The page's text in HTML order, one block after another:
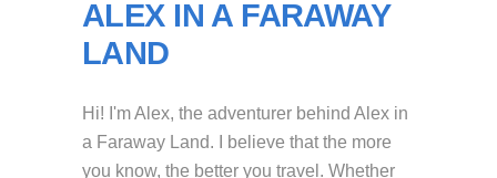
ALEX IN A FARAWAY
LAND
Hi! I'm Alex, the adventurer behind Alex in
a Faraway Land. I believe that the more
you know, the better you travel. Whether